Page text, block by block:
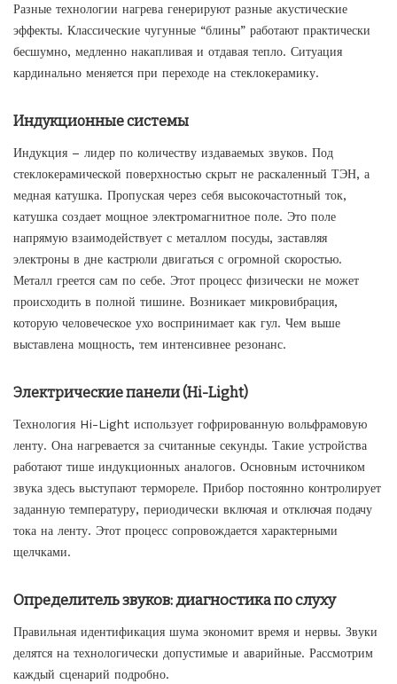
Разные технологии нагрева генерируют разные акустические
эффекты. Классические чугунные “блины” работают практически
бесшумно, медленно накапливая и отдавая тепло. Ситуация
кардинально меняется при переходе на стеклокерамику.
Индукционные системы
Индукция – лидер по количеству издаваемых звуков. Под
стеклокерамической поверхностью скрыт не раскаленный ТЭН, а
медная катушка. Пропуская через себя высокочастотный ток,
катушка создает мощное электромагнитное поле. Это поле
напрямую взаимодействует с металлом посуды, заставляя
электроны в дне кастрюли двигаться с огромной скоростью.
Металл греется сам по себе. Этот процесс физически не может
происходить в полной тишине. Возникает микровибрация,
которую человеческое ухо воспринимает как гул. Чем выше
выставлена мощность, тем интенсивнее резонанс.
Электрические панели (Hi-Light)
Технология Hi-Light использует гофрированную вольфрамовую
ленту. Она нагревается за считанные секунды. Такие устройства
работают тише индукционных аналогов. Основным источником
звука здесь выступают термореле. Прибор постоянно контролирует
заданную температуру, периодически включая и отключая подачу
тока на ленту. Этот процесс сопровождается характерными
щелчками.
Определитель звуков: диагностика по слуху
Правильная идентификация шума экономит время и нервы. Звуки
делятся на технологически допустимые и аварийные. Рассмотрим
каждый сценарий подробно.